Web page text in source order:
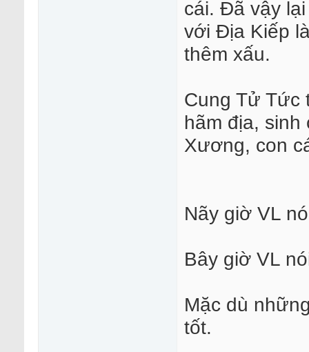
cái. Đã vậy
với Địa Kiếp
thêm xấu.
Cung Tử Tức
hãm địa, sinh
Xương, con
Nãy giờ VL
Bây giờ VL
Mặc dù
tốt.